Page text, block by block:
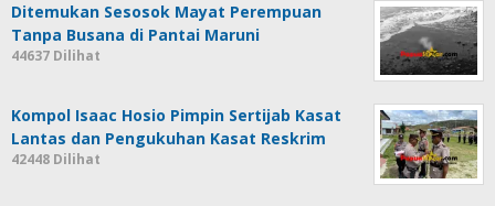
Ditemukan Sesosok Mayat Perempuan
Tanpa Busana di Pantai Maruni
44637 Dilihat
Kompol Isaac Hosio Pimpin Sertijab Kasat
Lantas dan Pengukuhan Kasat Reskrim
42448 Dilihat